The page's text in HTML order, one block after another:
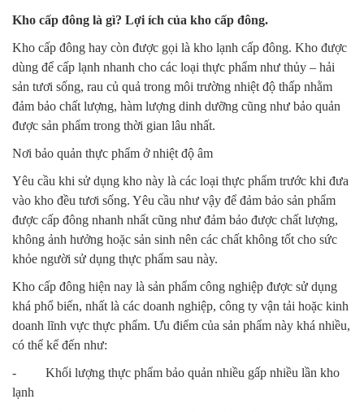
Kho cấp đông là gì? Lợi ích của kho cấp đông.
Kho cấp đông hay còn được gọi là kho lạnh cấp đông. Kho được
dùng để cấp lạnh nhanh cho các loại thực phẩm như thủy – hải
sản tươi sống, rau củ quả trong môi trường nhiệt độ thấp nhằm
đảm bảo chất lượng, hàm lượng dinh dưỡng cũng như bảo quản
được sản phẩm trong thời gian lâu nhất.
Nơi bảo quản thực phẩm ở nhiệt độ âm
Yêu cầu khi sử dụng kho này là các loại thực phẩm trước khi đưa
vào kho đều tươi sống. Yêu cầu như vậy để đảm bảo sản phẩm
được cấp đông nhanh nhất cũng như đảm bảo được chất lượng,
không ảnh hưởng hoặc sản sinh nên các chất không tốt cho sức
khỏe người sử dụng thực phẩm sau này.
Kho cấp đông hiện nay là sản phẩm công nghiệp được sử dụng
khá phổ biến, nhất là các doanh nghiệp, công ty vận tải hoặc kinh
doanh lĩnh vực thực phẩm. Ưu điểm của sản phẩm này khá nhiều,
có thể kể đến như:
- Khối lượng thực phẩm bảo quản nhiều gấp nhiều lần kho
lạnh